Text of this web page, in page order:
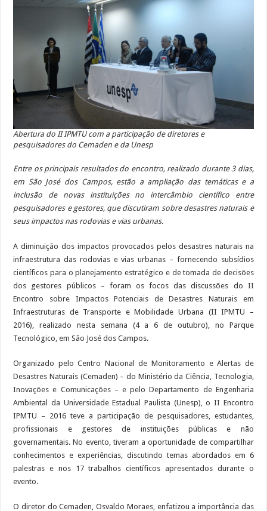
Abertura do II IPMTU com a participação de diretores e
pesquisadores do Cemaden e da Unesp
Entre os principais resultados do encontro, realizado durante 3 dias,
em São José dos Campos, estão a ampliação das temáticas e a
inclusão de novas instituições no intercâmbio científico entre
pesquisadores e gestores, que discutiram sobre desastres naturais e
seus impactos nas rodovias e vias urbanas.
A diminuição dos impactos provocados pelos desastres naturais na
infraestrutura das rodovias e vias urbanas – fornecendo subsídios
científicos para o planejamento estratégico e de tomada de decisões
dos gestores públicos – foram os focos das discussões do II
Encontro sobre Impactos Potenciais de Desastres Naturais em
Infraestruturas de Transporte e Mobilidade Urbana (II IPMTU –
2016), realizado nesta semana (4 a 6 de outubro), no Parque
Tecnológico, em São José dos Campos.
Organizado pelo Centro Nacional de Monitoramento e Alertas de
Desastres Naturais (Cemaden) – do Ministério da Ciência, Tecnologia,
Inovações e Comunicações – e pelo Departamento de Engenharia
Ambiental da Universidade Estadual Paulista (Unesp), o II Encontro
IPMTU – 2016 teve a participação de pesquisadores, estudantes,
profissionais e gestores de instituições públicas e não
governamentais. No evento, tiveram a oportunidade de compartilhar
conhecimentos e experiências, discutindo temas abordados em 6
palestras e nos 17 trabalhos científicos apresentados durante o
evento.
O diretor do Cemaden, Osvaldo Moraes, enfatizou a importância das